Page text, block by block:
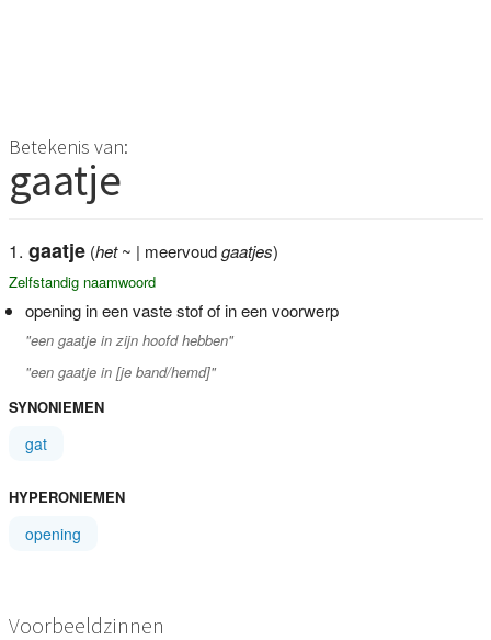
Betekenis van:
gaatje
gaatje(het~ | meervoudgaatjes)
Zelfstandig naamwoord
opening in een vaste stof of in een voorwerp
"een gaatje in zijn hoofd hebben"
"een gaatje in [je band/hemd]"
SYNONIEMEN
gat
HYPERONIEMEN
opening
Voorbeeldzinnen